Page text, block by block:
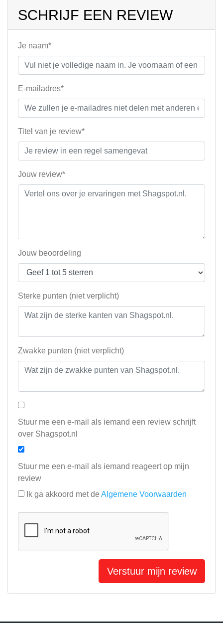
SCHRIJF EEN REVIEW
Je naam*
E-mailadres*
Titel van je review*
Jouw review*
Jouw beoordeling
Sterke punten (niet verplicht)
Zwakke punten (niet verplicht)
Stuur me een e-mail als iemand een review schrijft
over Shagspot.nl
Stuur me een e-mail als iemand reageert op mijn
review
Ik ga akkoord met de Algemene Voorwaarden
Verstuur mijn review